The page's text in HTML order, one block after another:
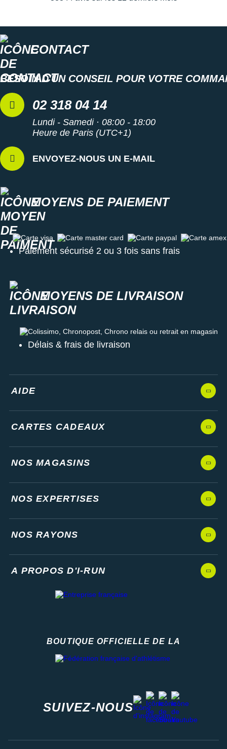
CONTACT
BESOIN D'UN CONSEIL POUR VOTRE
02 318 04 14
Lundi - Samedi · 08:00 - 18:00
Heure de Paris (UTC+1)
ENVOYEZ-NOUS UN E-MAIL
MOYENS DE PAIEMENT
Carte visa Carte master card Carte paypal Carte amex
Paiement sécurisé 2 ou 3 fois sans frais
MOYENS DE LIVRAISON
Colissimo, Chronopost, Chrono relais ou retrait en magasin
Délais & frais de livraison
AIDE
CARTES CADEAUX
NOS MAGASINS
NOS EXPERTISES
NOS RAYONS
A PROPOS D'I-RUN
BOUTIQUE OFFICIELLE DE LA
SUIVEZ-NOUS
instagram
facebook
stravayoutube